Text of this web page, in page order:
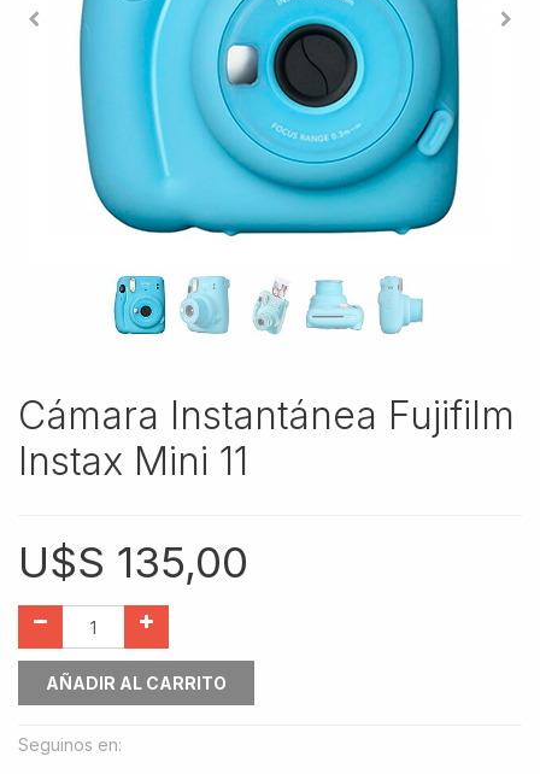
Cámara Instantánea Fujifilm
Instax Mini 11
U$S 135,00
AÑADIR AL CARRITO
Seguinos en: